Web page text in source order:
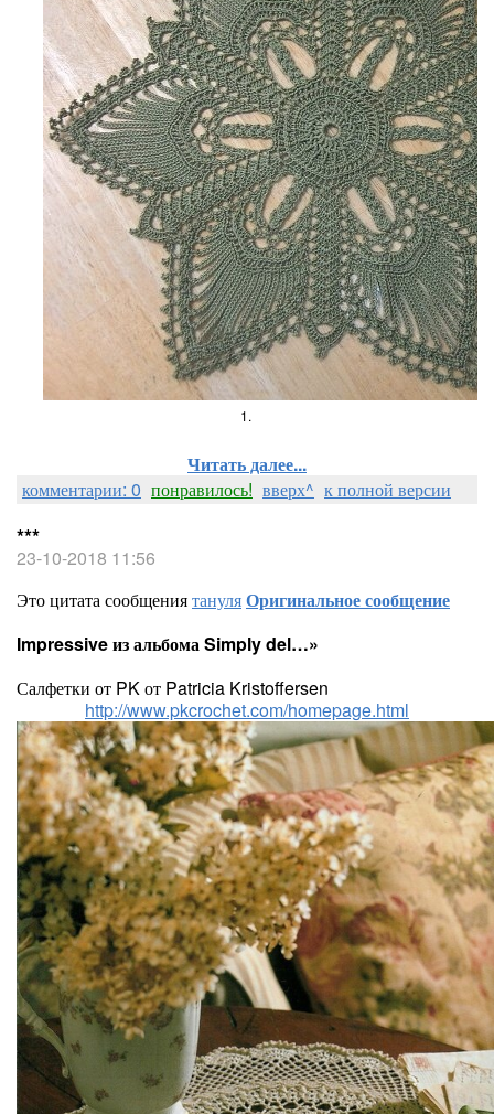
1.
Читать далее...
комментарии: 0 понравилось! вверх^ к полной версии
***
23-10-2018 11:56
Это цитата сообщениятануляОригинальное сообщение
Impressive из альбома Simply del…»
Салфетки от PK от Patricia Kristoffersen
http://www.pkcrochet.com/homepage.html